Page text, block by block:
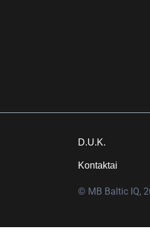
D.U.K.
Kontaktai
© MB Baltic IQ,